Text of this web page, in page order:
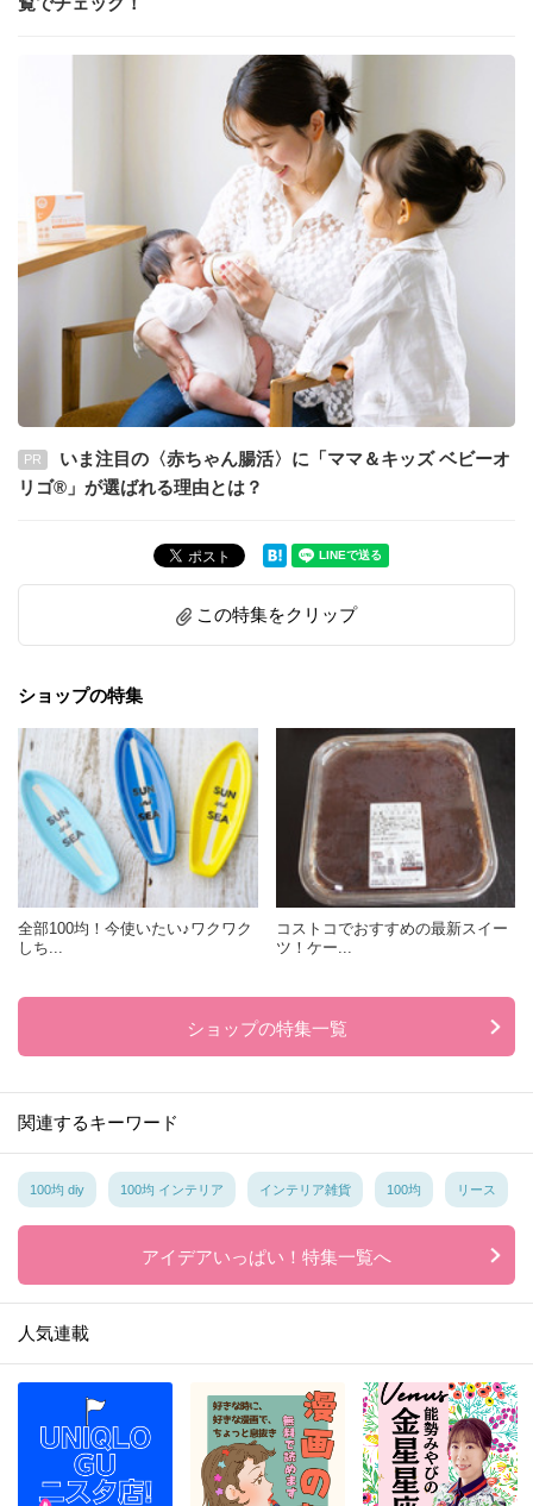
PR
いま注目の〈赤ちゃん腸活〉に「ママ＆キッズ ベビーオ
リゴ®」が選ばれる理由とは？
この特集をクリップ
ショップの特集
全部100均！今使いたい♪ワクワク
しち...
コストコでおすすめの最新スイー
ツ！ケー...
ショップの特集一覧
関連するキーワード
100均 diy 100均 インテリア インテリア雑貨 100均 リース
アイデアいっぱい！特集一覧へ
人気連載